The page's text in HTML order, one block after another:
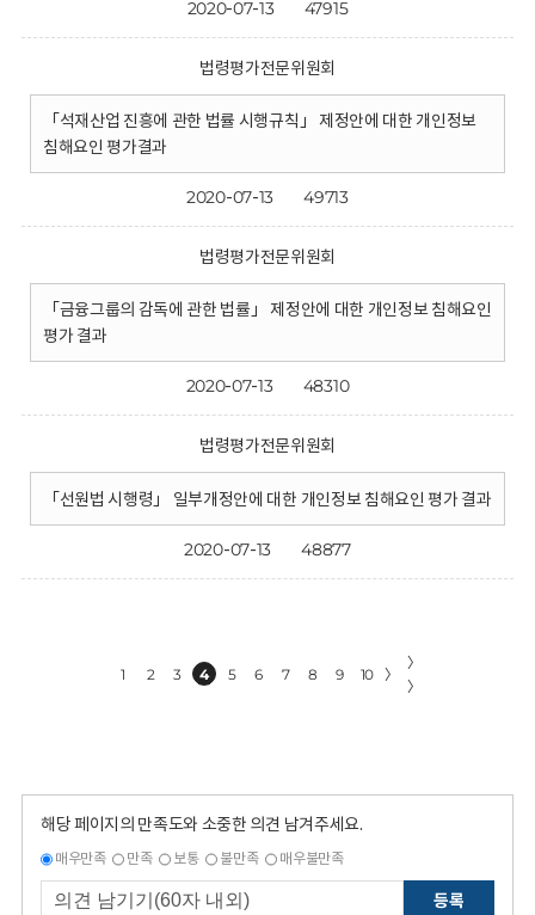
2020-07-13 47915
법령평가전문위원회
「석재산업 진흥에 관한 법률 시행규칙」 제정안에 대한 개인정보
침해요인 평가결과
2020-07-13 49713
법령평가전문위원회
「금융그룹의 감독에 관한 법률」 제정안에 대한 개인정보 침해요인
평가 결과
2020-07-13 48310
법령평가전문위원회
「선원법 시행령」 일부개정안에 대한 개인정보 침해요인 평가 결과
2020-07-13 48877
1 2 3 4 5 6 7 8 9 10 〉
〉
〉
해당 페이지의 만족도와 소중한 의견 남겨주세요.
매우만족 만족 보통 불만족 매우불만족
등록